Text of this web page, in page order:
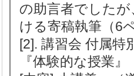
の助言者でした
ける寄稿執筆（6
[2]. 講習会 付属特
『体験的な授業